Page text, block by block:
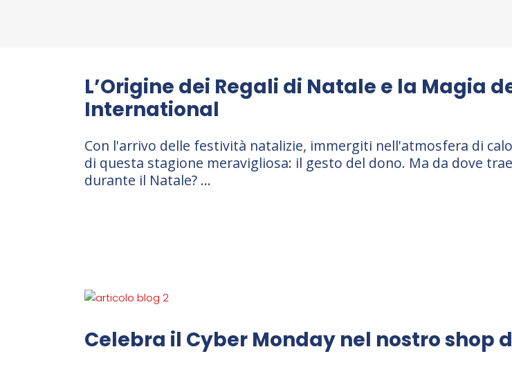
L’Origine dei Regali di Natale e la Magia
International
Con l'arrivo delle festività natalizie, immergiti nell'atmosfera di
di questa stagione meravigliosa: il gesto del dono. Ma da dove
durante il Natale?
Celebra il Cyber Monday nel nostro shop